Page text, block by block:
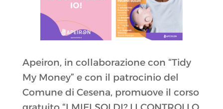
Apeiron, in collaborazione con “Tidy
My Money” e con il patrocinio del
Comune di Cesena, promuove il corso